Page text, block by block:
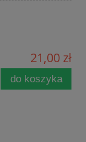
21,00 zł
do koszyka